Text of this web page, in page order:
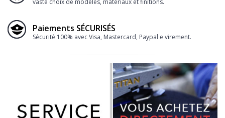
vaste choix de modèles, matériaux et finitions.
Paiements SÉCURISÉS
Sécurité 100% avec Visa, Mastercard, Paypal e virement.